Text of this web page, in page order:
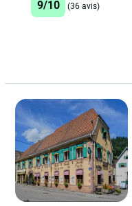
9/10 (36 avis)